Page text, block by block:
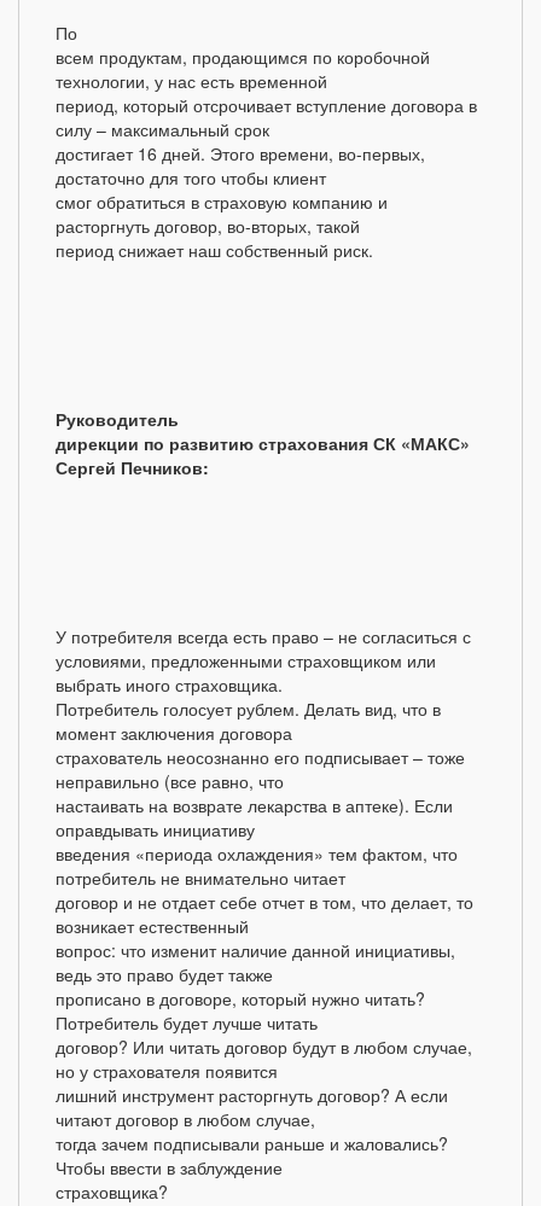
По
всем продуктам, продающимся по коробочной
технологии, у нас есть временной
период, который отсрочивает вступление договора в
силу – максимальный срок
достигает 16 дней. Этого времени, во-первых,
достаточно для того чтобы клиент
смог обратиться в страховую компанию и
расторгнуть договор, во-вторых, такой
период снижает наш собственный риск.
Руководитель
дирекции по развитию страхования СК «МАКС»
Сергей Печников:
У потребителя всегда есть право – не согласиться с
условиями, предложенными страховщиком или
выбрать иного страховщика.
Потребитель голосует рублем. Делать вид, что в
момент заключения договора
страхователь неосознанно его подписывает – тоже
неправильно (все равно, что
настаивать на возврате лекарства в аптеке). Если
оправдывать инициативу
введения «периода охлаждения» тем фактом, что
потребитель не внимательно читает
договор и не отдает себе отчет в том, что делает, то
возникает естественный
вопрос: что изменит наличие данной инициативы,
ведь это право будет также
прописано в договоре, который нужно читать?
Потребитель будет лучше читать
договор? Или читать договор будут в любом случае,
но у страхователя появится
лишний инструмент расторгнуть договор? А если
читают договор в любом случае,
тогда зачем подписывали раньше и жаловались?
Чтобы ввести в заблуждение
страховщика?